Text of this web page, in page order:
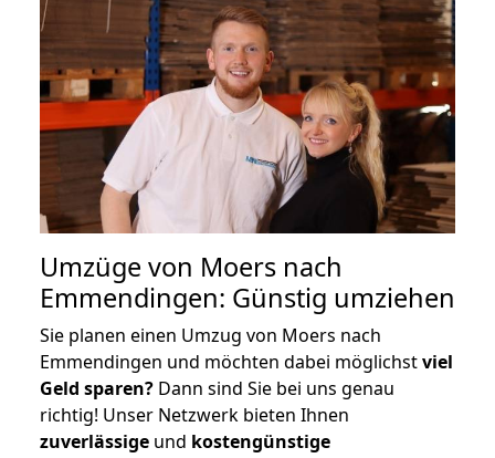
Umzüge von Moers nach
Emmendingen: Günstig umziehen
Sie planen einen Umzug von Moers nach
Emmendingen und möchten dabei möglichstviel
Geld sparen? Dann sind Sie bei uns genau
richtig! Unser Netzwerk bieten Ihnen
zuverlässige und kostengünstige